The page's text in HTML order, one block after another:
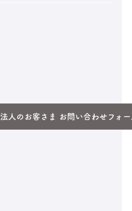
法人のお客さま お問い合わせフォー